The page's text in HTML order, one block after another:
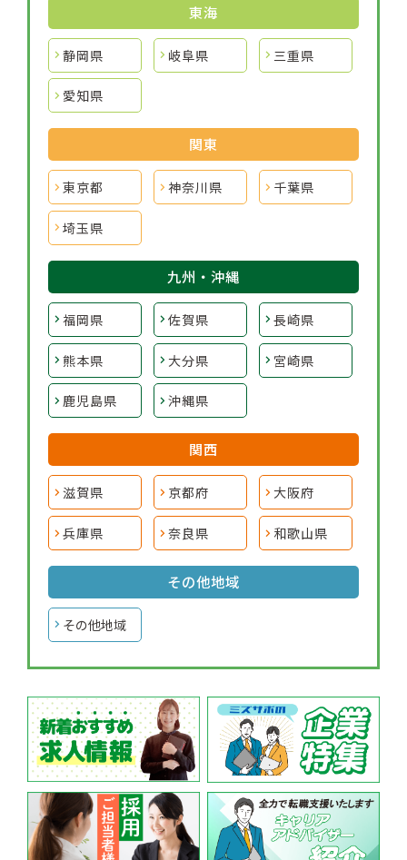
東海
静岡県 岐阜県 三重県
愛知県
関東
東京都 神奈川県 千葉県
埼玉県
九州・沖縄
福岡県 佐賀県 長崎県
熊本県 大分県 宮崎県
鹿児島県 沖縄県
関西
滋賀県 京都府 大阪府
兵庫県 奈良県 和歌山県
その他地域
その他地域